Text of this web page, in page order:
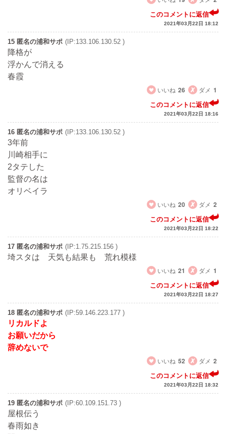
このコメントに返信
2021年03月22日 18:12
15 匿名の浦和サポ (IP:133.106.130.52 )
降格が
浮かんで消える
春霞
いいね 26 ダメ 1
このコメントに返信
2021年03月22日 18:16
16 匿名の浦和サポ (IP:133.106.130.52 )
3年前
川崎相手に
2タテした
監督の名は
オリベイラ
いいね 20 ダメ 2
このコメントに返信
2021年03月22日 18:22
17 匿名の浦和サポ (IP:1.75.215.156 )
埼スタは 天気も結果も 荒れ模様
いいね 21 ダメ 1
このコメントに返信
2021年03月22日 18:27
18 匿名の浦和サポ (IP:59.146.223.177 )
リカルドよ
お願いだから
辞めないで
いいね 52 ダメ 2
このコメントに返信
2021年03月22日 18:32
19 匿名の浦和サポ (IP:60.109.151.73 )
屋根伝う
春雨如き